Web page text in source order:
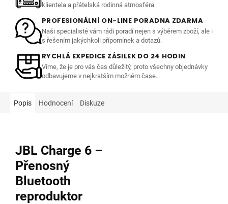
klientela a přátelská rodinná atmosféra.
PROFESIONÁLNÍ ON-LINE PORADNA ZDARMA
Naši specialisté vám rádi poradí nejen s výběrem zboží, ale i
s řešením jakýchkoli přípomínek a dotazů.
RYCHLÁ EXPEDICE ZÁSILEK DO 24 HODIN
Víme, že je pro vás čas důležitý, proto všechny objednávky
odbavujeme v nejkratším možném čase.
Popis Hodnocení Diskuze
JBL Charge 6 –
Přenosný
Bluetooth
reproduktor